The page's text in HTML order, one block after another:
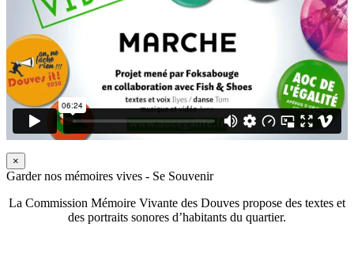
×
Garder nos mémoires vives - Se Souvenir
La Commission Mémoire Vivante des Douves propose des textes et
des portraits sonores d’habitants du quartier.